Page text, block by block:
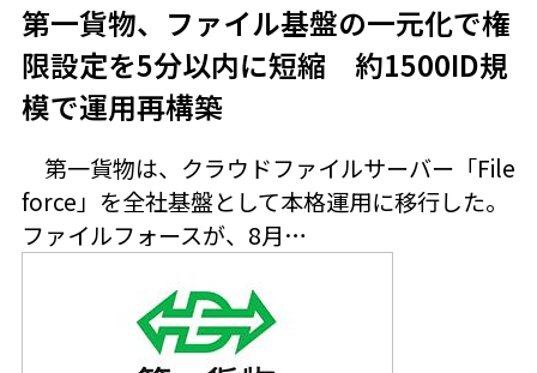
第一貨物、ファイル基盤の一元化で権
限設定を5分以内に短縮 約1500ID規
模で運用再構築
第一貨物は、クラウドファイルサーバー「File
force」を全社基盤として本格運用に移行した。
ファイルフォースが、8月…